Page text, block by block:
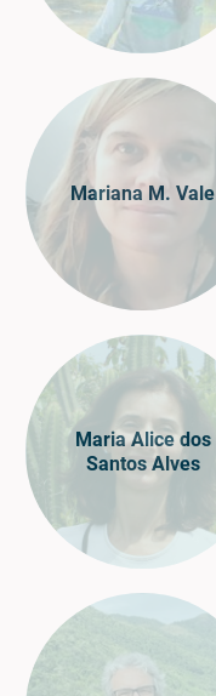
Mariana M. Vale
Maria Alice dos
Santos Alves